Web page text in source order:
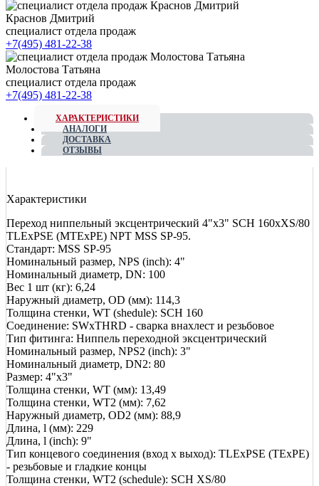
Краснов Дмитрий
специалист отдела продаж
+7(495) 481-22-38
Молостова Татьяна
специалист отдела продаж
+7(495) 481-22-38
ХАРАКТЕРИСТИКИ
АНАЛОГИ
ДОСТАВКА
ОТЗЫВЫ
Характеристики
Переход ниппельный эксцентрический 4"х3" SCH 160хXS/80
TLEхPSE (MTEхPE) NPT MSS SP-95.
Стандарт: MSS SP-95
Номинальный размер, NPS (inch): 4"
Номинальный диаметр, DN: 100
Вес 1 шт (кг): 6,24
Наружный диаметр, OD (мм): 114,3
Толщина стенки, WT (shedule): SCH 160
Соединение: SWхTHRD - сварка внахлест и резьбовое
Тип фитинга: Ниппель переходной эксцентрический
Номинальный размер, NPS2 (inch): 3"
Номинальный диаметр, DN2: 80
Размер: 4"х3"
Толщина стенки, WT (мм): 13,49
Толщина стенки, WT2 (мм): 7,62
Наружный диаметр, OD2 (мм): 88,9
Длина, l (мм): 229
Длина, l (inch): 9"
Тип концевого соединения (вход x выход): TLEхPSE (TEхPE)
- резьбовые и гладкие концы
Толщина стенки, WT2 (schedule): SCH XS/80